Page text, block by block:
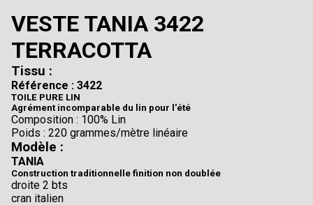
VESTE TANIA 3422
TERRACOTTA
Tissu :
Référence : 3422
TOILE PURE LIN
Agrément incomparable du lin pour l'été
Composition : 100% Lin
Poids : 220 grammes/mètre linéaire
Modèle :
TANIA
Construction traditionnelle finition non doublée
droite 2 bts
cran italien